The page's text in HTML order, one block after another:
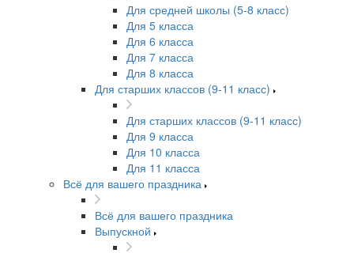
Для средней школы (5-8 класс)
Для 5 класса
Для 6 класса
Для 7 класса
Для 8 класса
Для старших классов (9-11 класс)
Для старших классов (9-11 класс)
Для 9 класса
Для 10 класса
Для 11 класса
Всё для вашего праздника
Всё для вашего праздника
Выпускной